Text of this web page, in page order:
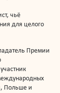
чьё
для целого
Премии
Польше и